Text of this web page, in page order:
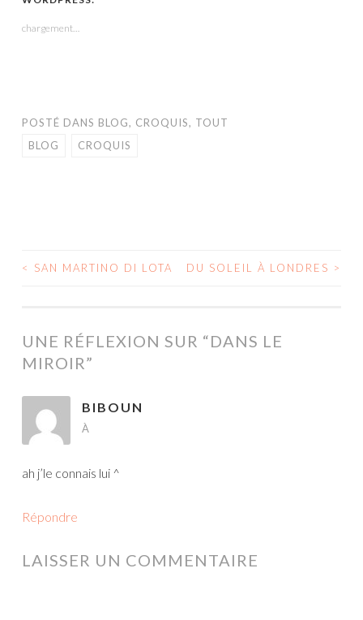
chargement…
POSTÉ DANS BLOG, CROQUIS, TOUT
BLOG
CROQUIS
NAVIGATION
ARTICLES
< SAN MARTINO DI LOTA DU SOLEIL À LONDRES >
UNE RÉFLEXION SUR “DANS LE
MIROIR”
BIBOUN
À
ah j’le connais lui ^
Répondre
LAISSER UN COMMENTAIRE